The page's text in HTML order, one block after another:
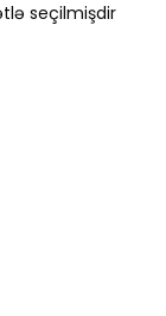
seçilmişdir